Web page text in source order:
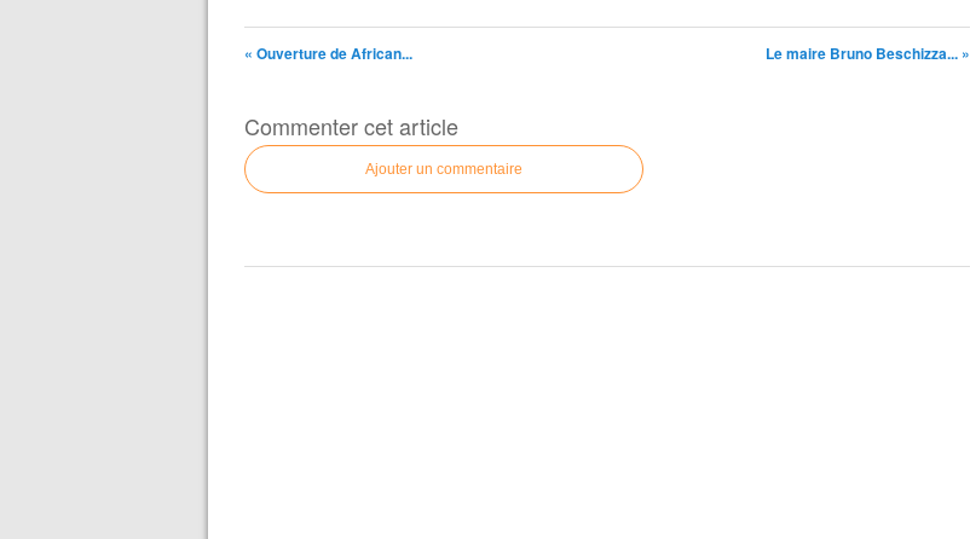
« Ouverture de African... Le maire Bruno Beschizza... »
Commenter cet article
Ajouter un commentaire